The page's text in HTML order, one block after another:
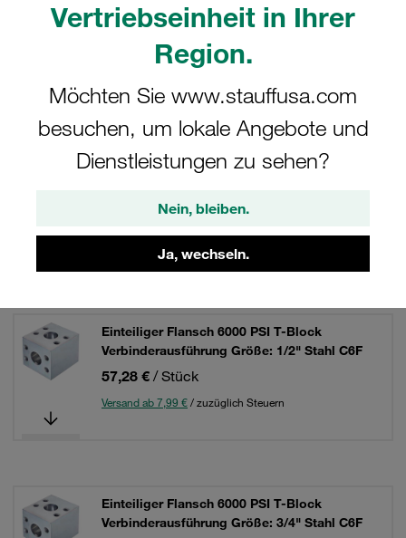
Vertriebseinheit in Ihrer
Region.
Möchten Sie www.stauffusa.com
besuchen, um lokale Angebote und
Dienstleistungen zu sehen?
Nein, bleiben.
Ja, wechseln.
Stahl oder Edelstahl V4A.
Filter / Sortierung
Einteilige SAE-Flansche (Baureihe 6000 PSI)
Gitter Liste
Einteiliger Flansch 6000 PSI T-Block
Verbinderausführung Größe: 1/2" Stahl C6F
57,28 € / Stück
Versand ab 7,99 €/ zuzüglich Steuern
Einteiliger Flansch 6000 PSI T-Block
Verbinderausführung Größe: 3/4" Stahl C6F